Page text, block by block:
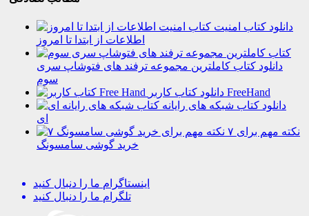
دانلود کتاب امنیت
اطلاعات از ابتدا تا امروز
دانلود کتاب کاملترین مجموعه ترفند های فتوشاپ سری
سوم
دانلود کتاب کاربر FreeHand
دانلود کتاب شبکه های رایانه
ای
۷ نکته مهم برای
خرید گوشی سامسونگ
اینستاگرام ما را دنبال کنید
تلگرام ما را دنبال کنید